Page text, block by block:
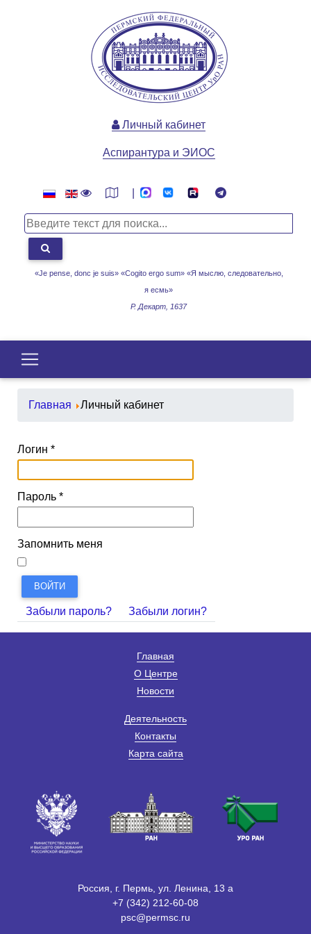
«Je pense, donc je suis» «Cogito ergo sum» «Я мыслю, следовательно,
я есмь»
Р. Декарт, 1637
Личный кабинет
Аспирантура и ЭИОС
Главная Личный кабинет
Логин *
Пароль *
Запомнить меня
ВОЙТИ
Забыли пароль? Забыли логин?
Главная
О Центре
Новости
Деятельность
Контакты
Карта сайта
Россия, г. Пермь, ул. Ленина, 13 а
+7 (342) 212-60-08
psc@permsc.ru